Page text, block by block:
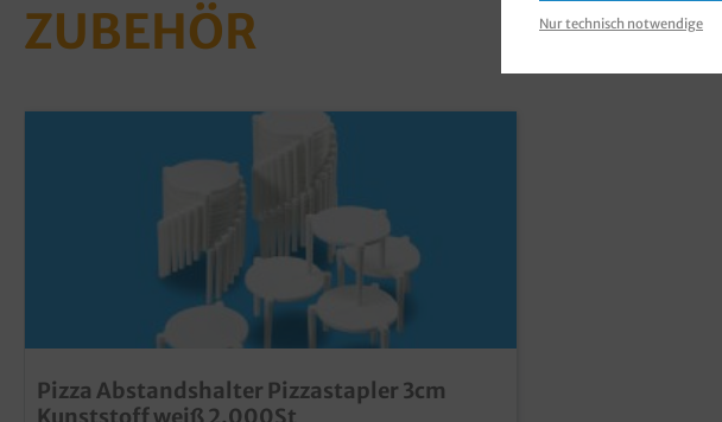
ZUBEHÖR
Pizza Abstandshalter Pizzastapler 3cm
Kunststoff weiß 2.000St
Nur technisch notwendige